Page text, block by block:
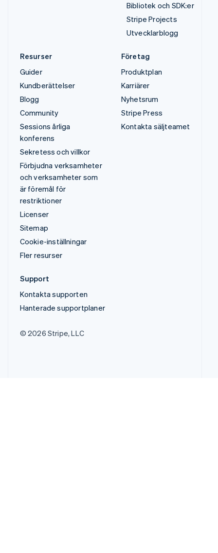
Bibliotek och SDK:er
Stripe Projects
Utvecklarblogg
Resurser
Guider
Kundberättelser
Blogg
Community
Sessions årliga
konferens
Sekretess och villkor
Förbjudna verksamheter
och verksamheter som
är föremål för
restriktioner
Licenser
Sitemap
Cookie-inställningar
Fler resurser
Företag
Produktplan
Karriärer
Nyhetsrum
Stripe Press
Kontakta säljteamet
Support
Kontakta supporten
Hanterade supportplaner
© 2026 Stripe, LLC